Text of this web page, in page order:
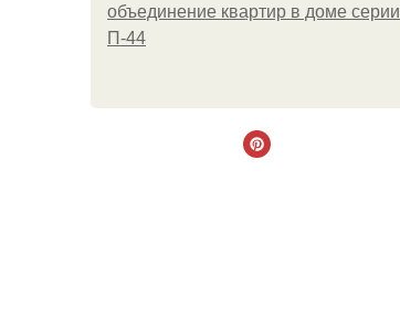
объединение квартир в доме серии
П-44